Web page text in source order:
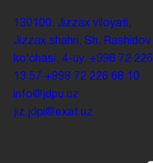
130100. Jizzax viloyati,
Jizzax shahri, Sh. Rashidov
koʻchasi, 4-uy. +998 72 226
13 57 +998 72 226 68 10
info@jdpu.uz
jiz.jdpi@exat.uz